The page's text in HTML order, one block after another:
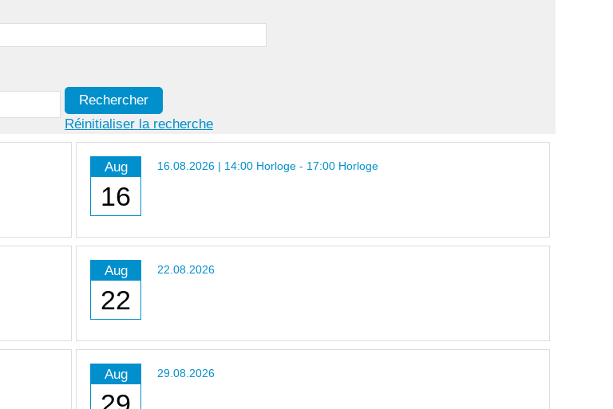
Rechercher
Réinitialiser la recherche
Aug
16
16.08.2026 | 14:00 Horloge - 17:00 Horloge
Aug
22
22.08.2026
Aug 29.08.2026